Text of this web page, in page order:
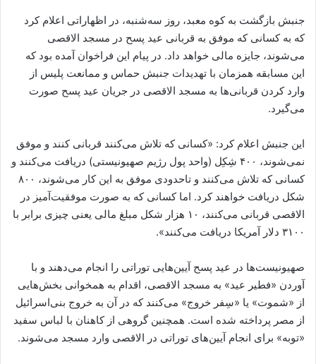
جنبش بازگشت به کوه معبد، روز سه‌شنبه، در اظهاراتی اعلام کرد
که به کسانی که موفق به قربانی عید پسح در مسجد الاقصی
می‌شوند، جایزه مالی خواهد داد. در پیام این فراخوان آمده بود که
این مسابقه همزمان با تهدیدات جنبش حماس و ممانعت پلیس از
وارد کردن قربانی‌ها به مسجد الاقصی در جریان عید پسح صورت
می‌گیرد.
این جنبش اعلام کرد: «کسانی که تلاش می‌کنند قربانی کنند و موفق
نمی‌شوند، ۴۰۰ شِکِل (واحد پول رژیم صهیونیستی) دریافت می‌کنند و
کسانی که تلاش می‌کنند و تاحدودی موفق به این کار می‌شوند، ۸۰۰
شکل دریافت خواهند کرد. اما کسانی که به صورت موفقیت‌آمیز در
الاقصی قربانی می‌کنند، ۱۰ هزار شکل مبلغ مالی یعنی چیزی برابر با
۳۱۰۰ دلار آمریکا دریافت می‌کنند».
صهیونیست‌ها در عید پسح آیین‌هایی توراتی را انجام می‌دهند و با
آوردن «فطیر عید» به مسجد الاقصی، اقدام به همخوانی بخش‌هایی
از «شموت» یا «سِفر خروج» می‌کنند که در آن به خروج بنی‌اسرائیل
از مصر پرداخته شده است. همچنین گروهی از کاهنان با لباس سفید
«توبه» برای انجام آیین‌های توراتی در الاقصی وارد مسجد می‌شوند.